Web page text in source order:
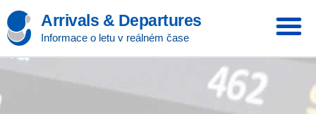
Arrivals & Departures
Informace o letu v reálném čase